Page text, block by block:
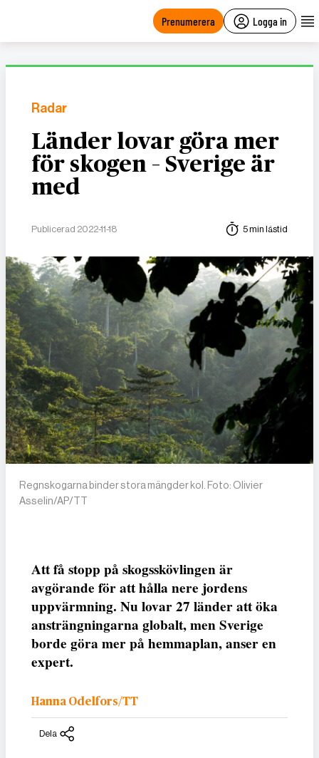
Prenumerera Logga in
Radar
Länder lovar göra mer
för skogen – Sverige är
med
Publicerad 2022-11-18 5 min lästid
Regnskogarna binder stora mängder kol. Foto: Olivier
Asselin/AP/TT
Att få stopp på skogsskövlingen är
avgörande för att hålla nere jordens
uppvärmning. Nu lovar 27 länder att öka
ansträngningarna globalt, men Sverige
borde göra mer på hemmaplan, anser en
expert.
Hanna Odelfors/TT
Dela